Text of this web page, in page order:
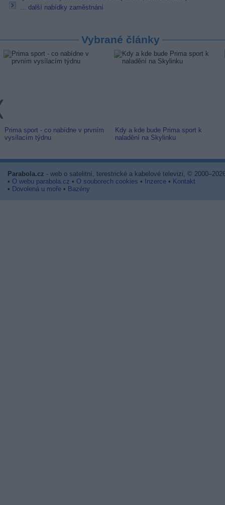
... další nabídky zaměstnání
Vybrané články
Prima sport - co nabídne v prvním
vysílacím týdnu
Kdy a kde bude Prima sport k
naladění na Skylinku
Parabola.cz - web o satelitní, terestrické a kabelové televizi, ©
• O webu parabola.cz • O souborech cookies • Inzerce • Kontakt
• Dovolená u moře • Bazény